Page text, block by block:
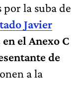
la suba de
Javier
el Anexo C
de
a la